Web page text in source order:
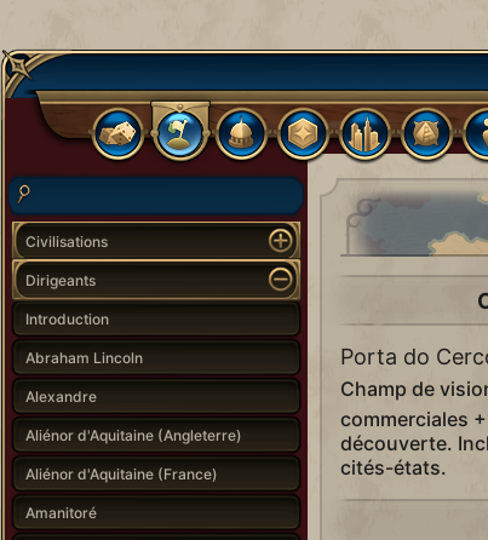
Civilisations
Dirigeants
Introduction
Abraham Lincoln
Alexandre
Aliénor d'Aquitaine (Angleterre)
Aliénor d'Aquitaine (France)
Amanitoré
Porta do
Champ de
commerciales
découverte.
cités-états.